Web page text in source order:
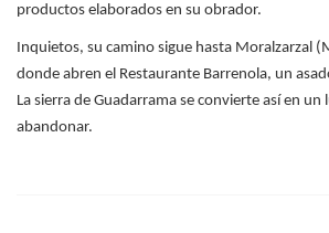
productos elaborados en su obrador.
Inquietos, su camino sigue hasta Moralzarzal
donde abren el Restaurante Barrenola, un
La sierra de Guadarrama se convierte así en
abandonar.